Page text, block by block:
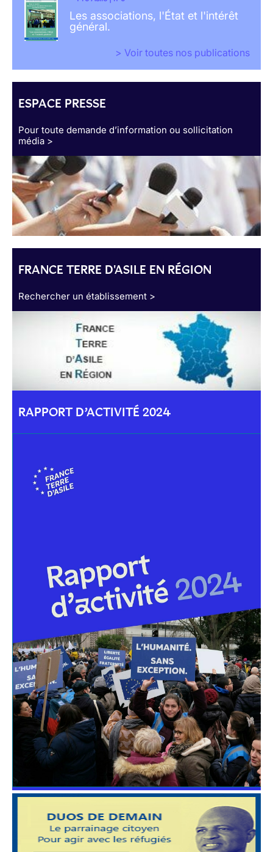
Les associations, l'État et l'intérêt
général.
> Voir toutes nos publications
ESPACE PRESSE
Pour toute demande d’information ou sollicitation
média >
FRANCE TERRE D'ASILE EN RÉGION
Rechercher un établissement >
RAPPORT D’ACTIVITÉ 2024